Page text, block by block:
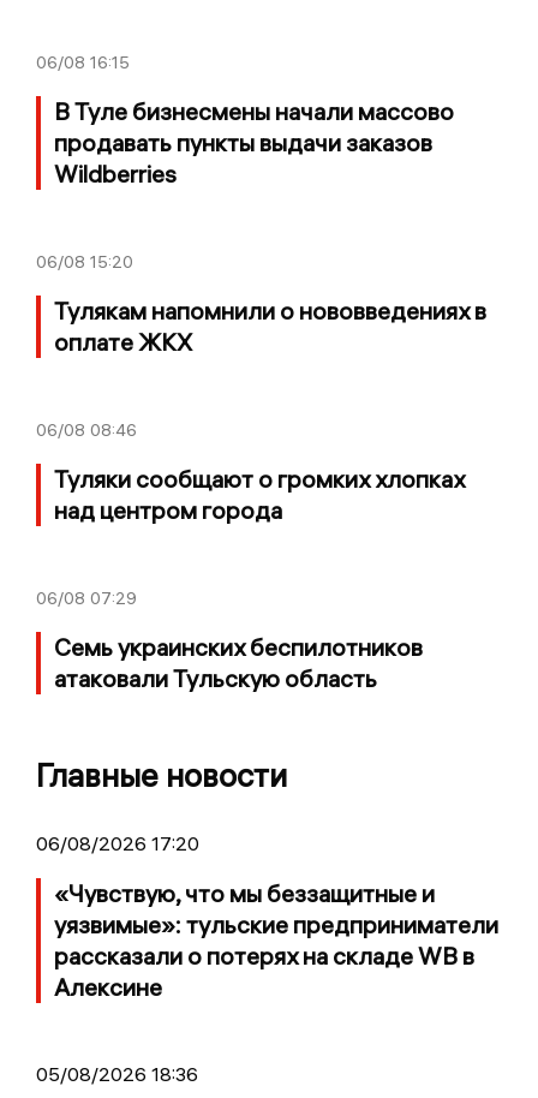
06/08 16:15
В Туле бизнесмены начали массово
продавать пункты выдачи заказов
Wildberries
06/08 15:20
Тулякам напомнили о нововведениях в
оплате ЖКХ
06/08 08:46
Туляки сообщают о громких хлопках
над центром города
06/08 07:29
Семь украинских беспилотников
атаковали Тульскую область
Главные новости
06/08/2026 17:20
«Чувствую, что мы беззащитные и
уязвимые»: тульские предприниматели
рассказали о потерях на складе WB в
Алексине
05/08/2026 18:36